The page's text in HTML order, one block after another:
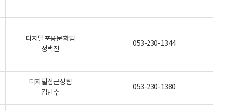
디지털포용문화팀
정택진
053-230-1344
디지털접근성팀
김민수
053-230-1380